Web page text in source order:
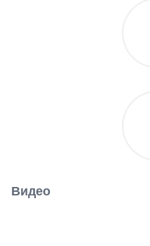
Видео